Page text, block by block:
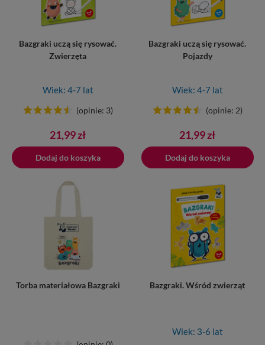
Bazgraki uczą się rysować.
Zwierzęta
Wiek: 4-7 lat
(opinie: 3)
Cena
21,99 zł
Dodaj do koszyka
Bazgraki uczą się rysować.
Pojazdy
Wiek: 4-7 lat
(opinie: 2)
Cena
21,99 zł
Dodaj do koszyka
Dodano do koszyka
Torba materiałowa Bazgraki Bazgraki. Wśród zwierząt
Wiek: 3-6 lat